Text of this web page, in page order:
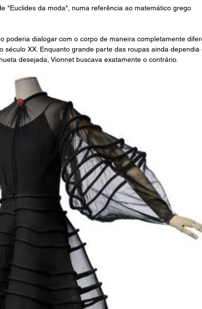
"Euclides da moda", numa referência ao matemático grego
poderia dialogar com o corpo de maneira completamente
século XX. Enquanto grande parte das roupas ainda dependia
desejada, Vionnet buscava exatamente o contrário.